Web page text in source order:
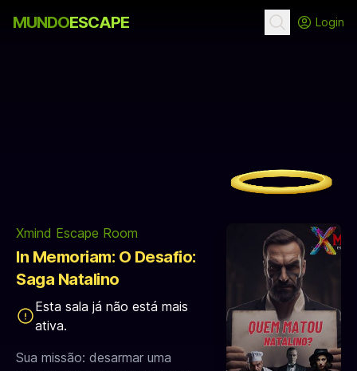
MUNDOESCAPE Login
Xmind Escape Room
In Memoriam: O Desafio:
Saga Natalino
Esta sala já não está mais
ativa.
Sua missão: desarmar uma